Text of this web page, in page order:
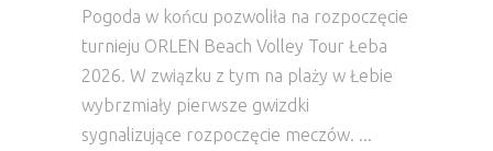
Pogoda w końcu pozwoliła na rozpoczęcie
turnieju ORLEN Beach Volley Tour Łeba
2026. W związku z tym na plaży w Łebie
wybrzmiały pierwsze gwizdki
sygnalizujące rozpoczęcie meczów.